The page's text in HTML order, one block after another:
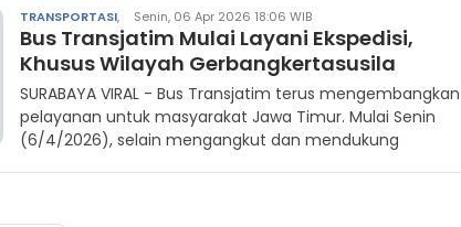
TRANSPORTASI, Senin, 06 Apr 2026 18:06 WIB
Bus Transjatim Mulai Layani Ekspedisi,
Khusus Wilayah Gerbangkertasusila
SURABAYA VIRAL - Bus Transjatim terus mengembangkan
pelayanan untuk masyarakat Jawa Timur. Mulai Senin
(6/4/2026), selain mengangkut dan mendukung